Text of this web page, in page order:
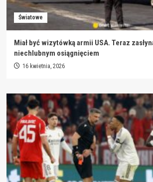
Światowe
Miał być wizytówką armii USA. Teraz
niechlubnym osiągnięciem
16 kwietnia, 2026